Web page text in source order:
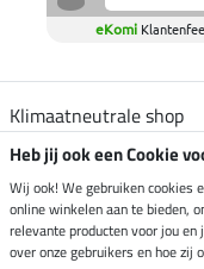
eKomi
Klimaatneutrale shop
Verzending per
Heb jij ook een Cookie
Wij ook! We gebruiken cookies
online winkelen aan te bieden,
relevante producten voor jou
over onze gebruikers en hoe zij